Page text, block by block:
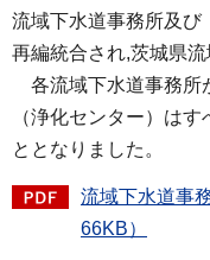
流域下水道事務所及び
再編統合され,茨城県
各流域下水道事務所
（浄化センター）は
ととなりました。
流域下水道事
66KB）